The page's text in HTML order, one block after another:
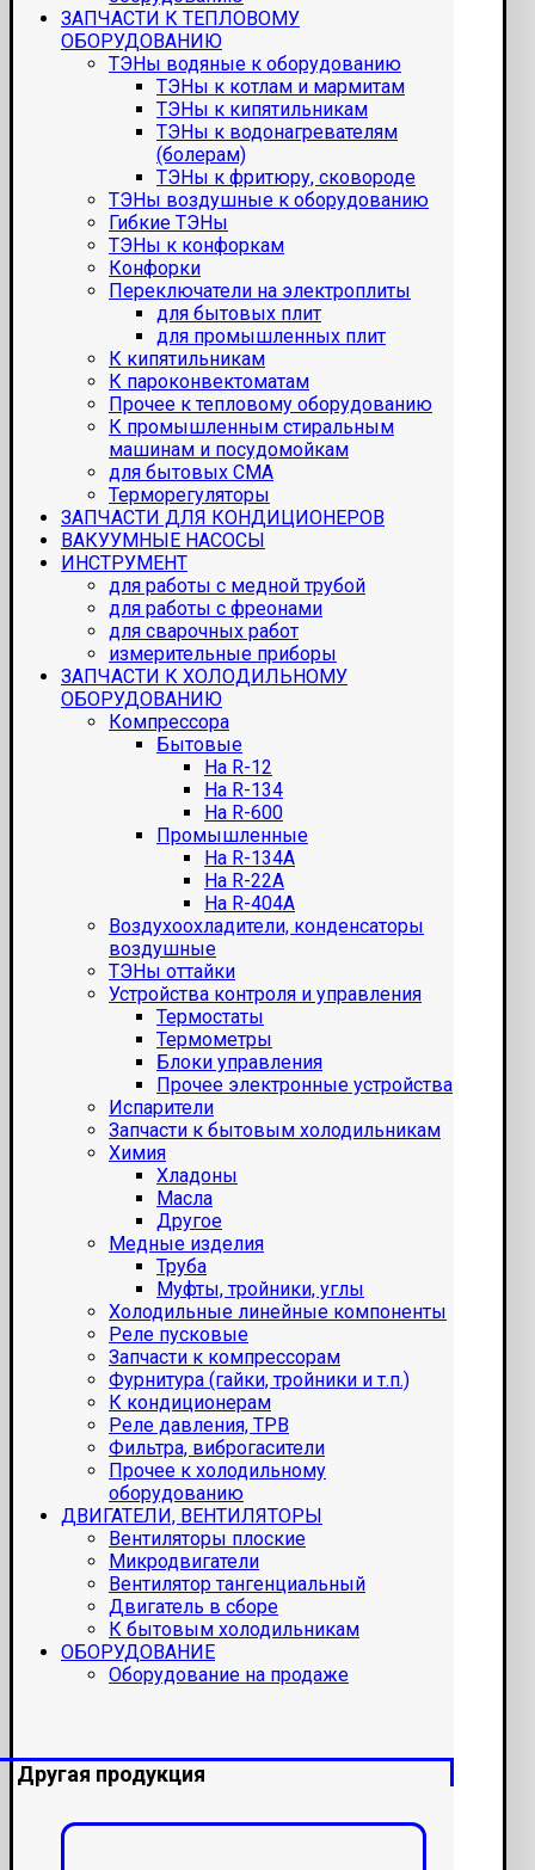
ЗАПЧАСТИ К ТЕПЛОВОМУ
ОБОРУДОВАНИЮ
ТЭНы водяные к оборудованию
ТЭНы к котлам и мармитам
ТЭНы к кипятильникам
ТЭНы к водонагревателям
(болерам)
ТЭНы к фритюру, сковороде
ТЭНы воздушные к оборудованию
Гибкие ТЭНы
ТЭНы к конфоркам
Конфорки
Переключатели на электроплиты
для бытовых плит
для промышленных плит
К кипятильникам
К пароконвектоматам
Прочее к тепловому оборудованию
К промышленным стиральным
машинам и посудомойкам
для бытовых СМА
Терморегуляторы
ЗАПЧАСТИ ДЛЯ КОНДИЦИОНЕРОВ
ВАКУУМНЫЕ НАСОСЫ
ИНСТРУМЕНТ
для работы с медной трубой
для работы с фреонами
для сварочных работ
измерительные приборы
ЗАПЧАСТИ К ХОЛОДИЛЬНОМУ
ОБОРУДОВАНИЮ
Компрессора
Бытовые
На R-12
На R-134
На R-600
Промышленные
На R-134A
На R-22A
На R-404A
Воздухоохладители, конденсаторы
воздушные
ТЭНы оттайки
Устройства контроля и управления
Термостаты
Термометры
Блоки управления
Прочее электронные устройства
Испарители
Запчасти к бытовым холодильникам
Химия
Хладоны
Масла
Другое
Медные изделия
Труба
Муфты, тройники, углы
Холодильные линейные компоненты
Реле пусковые
Запчасти к компрессорам
Фурнитура (гайки, тройники и т.п.)
К кондиционерам
Реле давления, ТРВ
Фильтра, виброгасители
Прочее к холодильному
оборудованию
ДВИГАТЕЛИ, ВЕНТИЛЯТОРЫ
Вентиляторы плоские
Микродвигатели
Вентилятор тангенциальный
Двигатель в сборе
К бытовым холодильникам
ОБОРУДОВАНИЕ
Оборудование на продаже
Другая продукция